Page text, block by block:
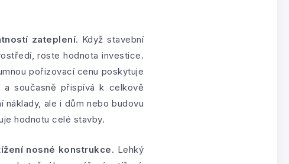
zateplení. Když stavební
roste hodnota investice.
pořizovací cenu poskytuje
současně přispívá k celkově
náklady, ale i dům nebo budovu
hodnotu celé stavby.
nosné konstrukce. Lehký